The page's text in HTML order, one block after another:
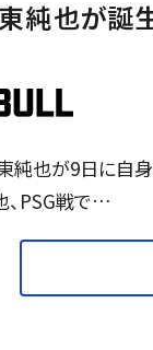
純也が誕
也が9日に自身
、PSG戦で…